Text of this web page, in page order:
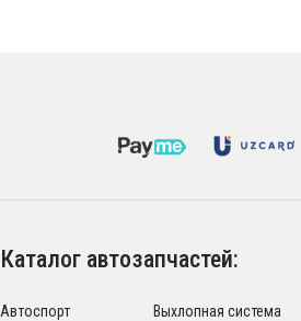
Каталог автозапчастей:
Автоспорт Выхлопная система